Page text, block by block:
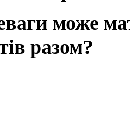
може
разом?